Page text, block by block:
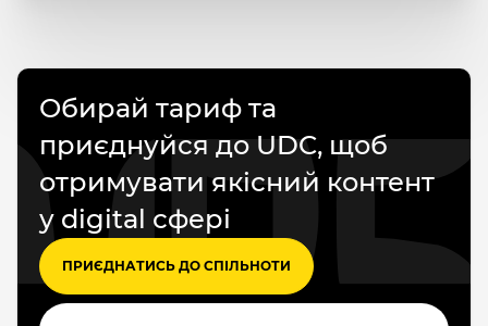
Обирай тариф та
приєднуйся до UDC, щоб
отримувати якісний контент
у digital сфері
ПРИЄДНАТИСЬ ДО СПІЛЬНОТИ